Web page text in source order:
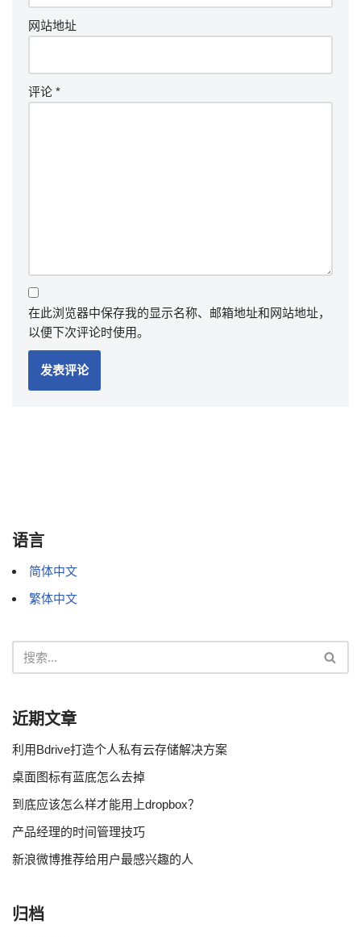
网站地址
评论 *
在此浏览器中保存我的显示名称、邮箱地址和网站地址，
以便下次评论时使用。
语言
简体中文
繁体中文
近期文章
利用Bdrive打造个人私有云存储解决方案
桌面图标有蓝底怎么去掉
到底应该怎么样才能用上dropbox？
产品经理的时间管理技巧
新浪微博推荐给用户最感兴趣的人
归档